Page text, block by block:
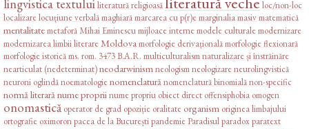
lingvistica textuluiliteratură religioasă
loc/non-loc
localizarelocuțiune verbalămaghiarămarcarea cu p(r)emarginaliamasivmatematică
mentalitatemetaforă Mihai Eminescumijloace internemodele culturalemodernizare
modernizarea limbii literareMoldovamorfologie derivaționalămorfologie flexionară
morfologie istoricăms. rom. 3473 B.A.R. multiculturalismnaturalizare și înstrăinăre
nearticulat (nedeterminat)neodarwinismneologismneologizareneurolingvistică
neuroni oglindănoematologienomenclaturănomenclatură binomialănon-specific
normă literarănume propriinume propriu obiect direct offensiphobia omogen
onomastică operator de grad opoziție oralitate organism originea limbajului
ortografie oximoronpacea de la Bucureștipandemie Paradisulparadoxparatext